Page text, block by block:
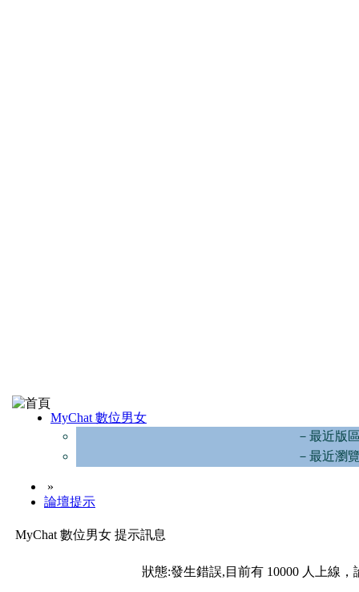
MyChat 數位男女
－最近版
－最近瀏
»
論壇提示
MyChat 數位男女 提示訊息
狀態:發生錯誤,目前有 10000 人上線